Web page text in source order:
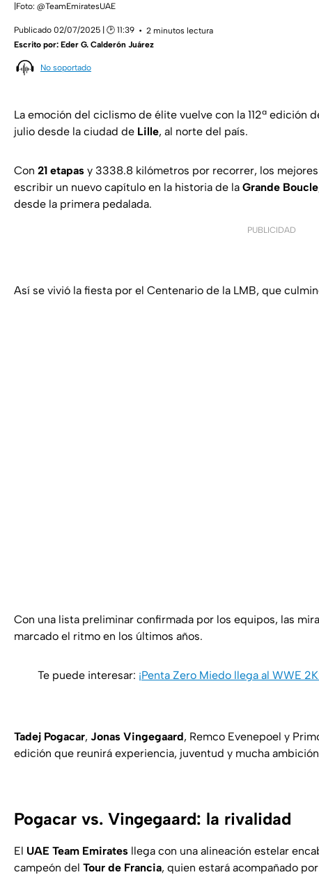
|Foto: @TeamEmiratesUAE
Publicado 02/07/2025 | 🕑 11:39
2 minutos lectura
Escrito por: Eder G. Calderón Juárez
No soportado
La emoción del ciclismo de élite vuelve con la 112ª edición
julio desde la ciudad de Lille, al norte del país.
Con 21 etapas y 3338.8 kilómetros por recorrer, los
escribir un nuevo capítulo en la historia de la Grande Boucle
desde la primera pedalada.
PUBLICIDAD
Así se vivió la fiesta por el Centenario de la LMB, que
Con una lista preliminar confirmada por los equipos, las
marcado el ritmo en los últimos años.
Te puede interesar: ¡Penta Zero Miedo llega al WWE
Tadej Pogacar, Jonas Vingegaard, Remco Evenepoel y
edición que reunirá experiencia, juventud y mucha
Pogacar vs. Vingegaard: la rivalidad
El UAE Team Emirates llega con una alineación estelar
campeón del Tour de Francia, quien estará acompañado